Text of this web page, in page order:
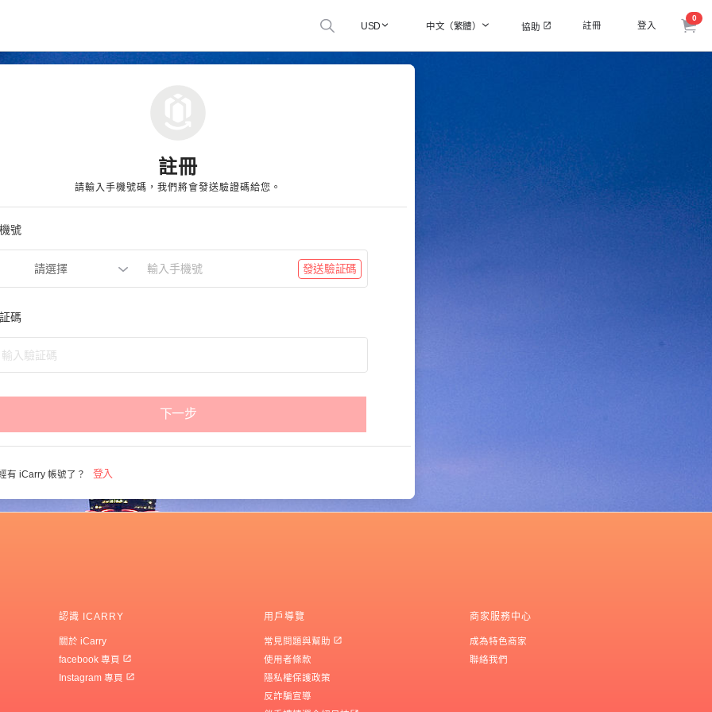
USD 中文（繁體） 協助 註冊 登入
0
註冊
請輸入手機號碼，我們將會發送驗證碼給您。
號
請選擇 發送驗証碼
碼
下一步
有 iCarry 帳號了？ 登入
認識 ICARRY
關於 iCarry
facebook 專頁
Instagram 專頁
用戶導覽
常見問題與幫助
使用者條款
隱私權保護政策
反詐騙宣導
商家服務中心
成為特色商家
聯絡我們